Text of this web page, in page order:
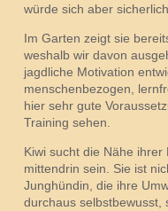
würde sich aber
Im Garten zeigt sie
weshalb wir davon
jagdliche Motivation
menschenbezogen,
hier sehr gute
Training sehen.
Kiwi sucht die Nähe
mittendrin sein. Sie ist
Junghündin, die ihre
durchaus selbstbewusst,